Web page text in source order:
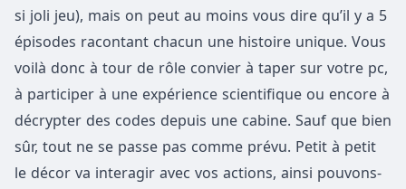
si joli jeu), mais on peut au moins vous dire qu’il y a 5
épisodes racontant chacun une histoire unique. Vous
voilà donc à tour de rôle convier à taper sur votre pc,
à participer à une expérience scientifique ou encore à
décrypter des codes depuis une cabine. Sauf que bien
sûr, tout ne se passe pas comme prévu. Petit à petit
le décor va interagir avec vos actions, ainsi pouvons-